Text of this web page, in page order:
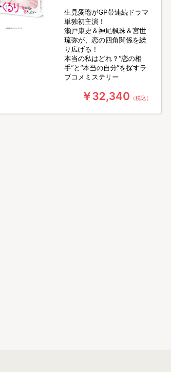
BOX（送料無料・4枚
組）
生見愛瑠がGP帯連続ドラマ
単独初主演！
瀬戸康史＆神尾楓珠＆宮世
琉弥が、恋の四角関係を繰
り広げる！
本当の私はどれ？“恋の相
手”と“本当の自分”を探すラ
ブコメミステリー
￥32,340 （税込）